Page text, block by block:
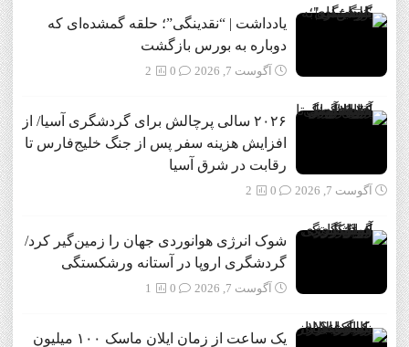
یادداشت | “نقدینگی”؛ حلقه گمشده‌ای که
دوباره به بورس بازگشت
آگوست 7, 2026 2
۲۰۲۶ سالی پرچالش برای گردشگری آسیا/ از
افزایش هزینه سفر پس از جنگ خلیج‌فارس تا
رقابت در شرق آسیا
آگوست 7, 2026 2
شوک انرژی هوانوردی جهان را زمین‌گیر کرد/
گردشگری اروپا در آستانه ورشکستگی
آگوست 7, 2026 1
یک ساعت از زمان ایلان ماسک ۱۰۰ میلیون